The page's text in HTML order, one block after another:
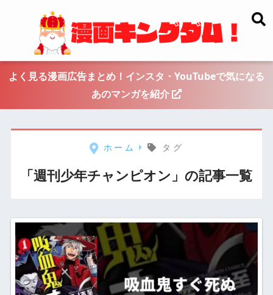
よく見る漫画広告まとめ！インスタ・YouTubeで気になる
あのマンガを紹介
ホーム タグ
「週刊少年チャンピオン」の記事一覧